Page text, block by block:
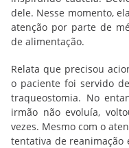
dele. Nesse momento,
atenção por parte de
de alimentação.
Relata que precisou
o paciente foi servido
traqueostomia. No
irmão não evoluía,
vezes. Mesmo com o
tentativa de reanimação